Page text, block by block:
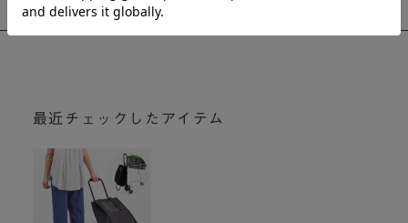
おすすめ商品一覧
最近チェックしたアイテム